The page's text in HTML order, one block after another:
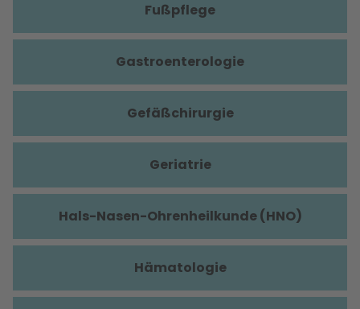
Fußpflege
Gastroenterologie
Gefäßchirurgie
Geriatrie
Hals-Nasen-Ohrenheilkunde (HNO)
Hämatologie